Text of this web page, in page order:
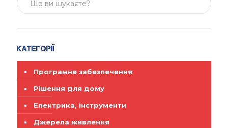
Категорії
Програмне забезпечення
Рішення для дому
Електрика, інструменти
Джерела живлення